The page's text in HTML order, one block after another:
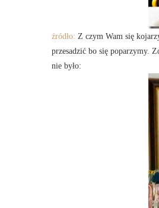
źródło: Z czym Wam się
przesadzić bo się poparzymy.
nie było: